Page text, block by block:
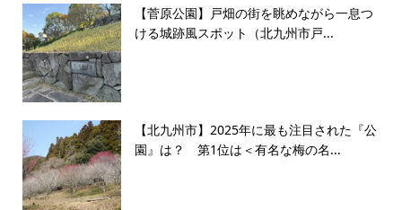
【菅原公園】戸畑の街を眺めながら一息つ
ける城跡風スポット（北九州市戸...
【北九州市】2025年に最も注目された『公
園』は？ 第1位は＜有名な梅の名...